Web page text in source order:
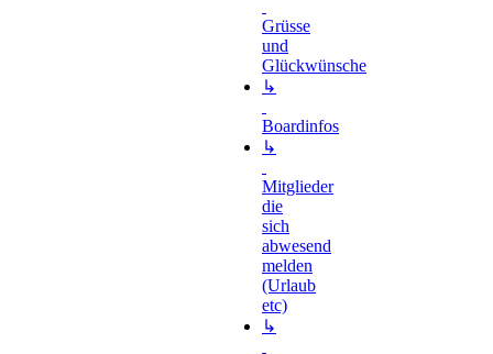
Grüsse
und
Glückwünsche
↳
Boardinfos
↳
Mitglieder
die
sich
abwesend
melden
(Urlaub
etc)
↳